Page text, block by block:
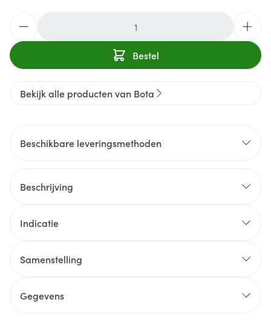
Bestel
Bekijk alle producten van Bota
Beschikbare leveringsmethoden
Beschrijving
Indicatie
Samenstelling
Gegevens